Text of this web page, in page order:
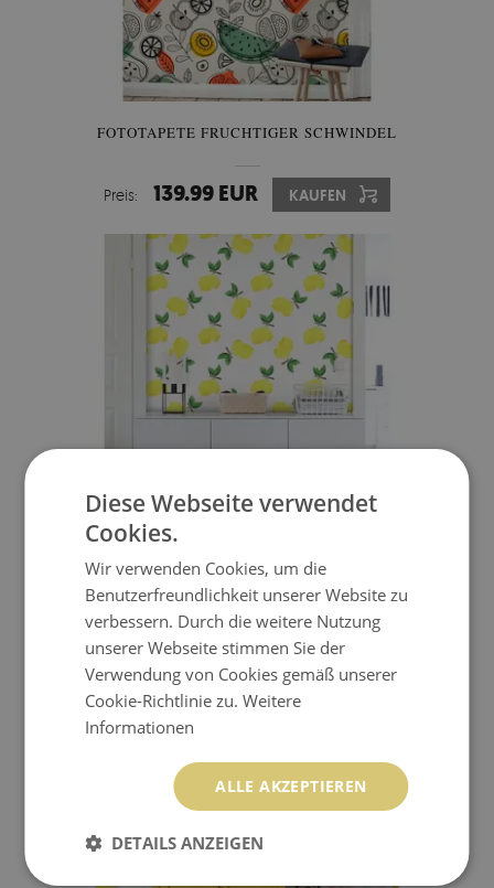
FOTOTAPETE FRUCHTIGER SCHWINDEL
Preis: 139.99 EUR KAUFEN
WANDTAPETE ZITRONENBOMBE
Preis: 139.99 EUR KAUFEN
Diese Webseite verwendet
Cookies.
Wir verwenden Cookies, um die
Benutzerfreundlichkeit unserer Website zu
verbessern. Durch die weitere Nutzung
unserer Webseite stimmen Sie der
Verwendung von Cookies gemäß unserer
Cookie-Richtlinie zu.Weitere
Informationen
ALLE AKZEPTIEREN
DETAILS ANZEIGEN